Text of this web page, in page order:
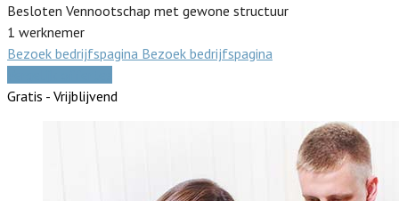
Besloten Vennootschap met gewone structuur
1 werknemer
Bezoek bedrijfspagina Bezoek bedrijfspagina
Gratis - Vrijblijvend